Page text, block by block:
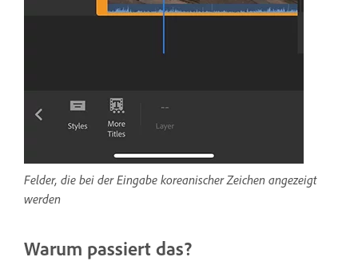
Felder, die bei der Eingabe koreanischer Zeichen angezeigt
werden
Warum passiert das?